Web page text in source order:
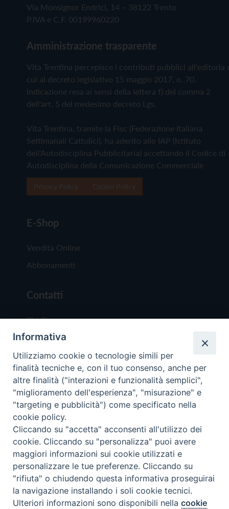
Via Monsignor Endrici, 14 – 38122 Trento
P.IVA e C.F. 00199960220
Amministrazione trasparente
Vita Trentina percepisce i contributi pubblici all'editoria
cui al decreto legislativo 15 maggio 2017, n. 70.
Indicazione resa ai sensi della lettera f) del comma 2
dell'art. 5 del medesimo decreto Lgs.
Vita Trentina, tramite la Fisc (Federazione Italiana
Settimanali Cattolici), ha aderito allo IAP (Istituto
dell'Autodisciplina Pubblicitaria) accettando il Codice di
Autodisciplina della Comunicazione Commerciale
E-Shop
Vendita Online
Abbonamenti
Contatti
Chi Siamo
Redazione
Scrivici
Copyright © 2019 - Tutti i diritti riservati - Vita
Trentina Editrice
Privacy Policy
Torna
Preferenze Cookie
Informativa
Utilizziamo cookie o tecnologie simili per
finalità tecniche e, con il tuo consenso, anche per
altre finalità ("interazioni e funzionalità semplici",
"miglioramento dell'esperienza", "misurazione" e
"targeting e pubblicità") come specificato nella
cookie policy.
Cliccando su "accetta" acconsenti all'utilizzo dei
cookie. Cliccando su "personalizza" puoi avere
maggiori informazioni sui cookie utilizzati e
personalizzare le tue preferenze. Cliccando su
"rifiuta" o chiudendo questa informativa proseguirai
la navigazione installando i soli cookie tecnici.
Ulteriori informazioni sono disponibili nellacookie